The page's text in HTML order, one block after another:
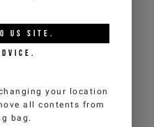
AUCH
US SITE.
your location
all contents from
bag.